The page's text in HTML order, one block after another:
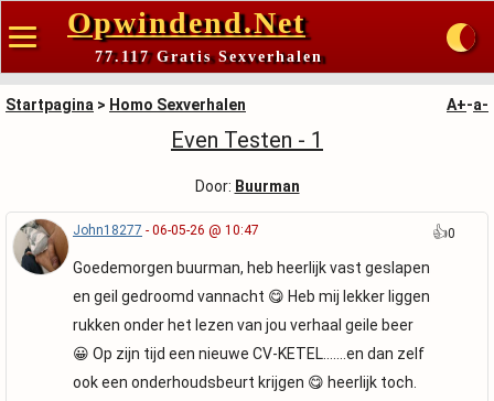
Opwindend.Net
77.117 Gratis Sexverhalen
Startpagina > Homo Sexverhalen A+-a-
Even Testen - 1
Door: Buurman
John18277 - 06-05-26 @ 10:47
Goedemorgen buurman, heb heerlijk vast geslapen
en geil gedroomd vannacht 😋 Heb mij lekker liggen
rukken onder het lezen van jou verhaal geile beer
😀 Op zijn tijd een nieuwe CV-KETEL…….en dan zelf
ook een onderhoudsbeurt krijgen 😋 heerlijk toch.
👍0